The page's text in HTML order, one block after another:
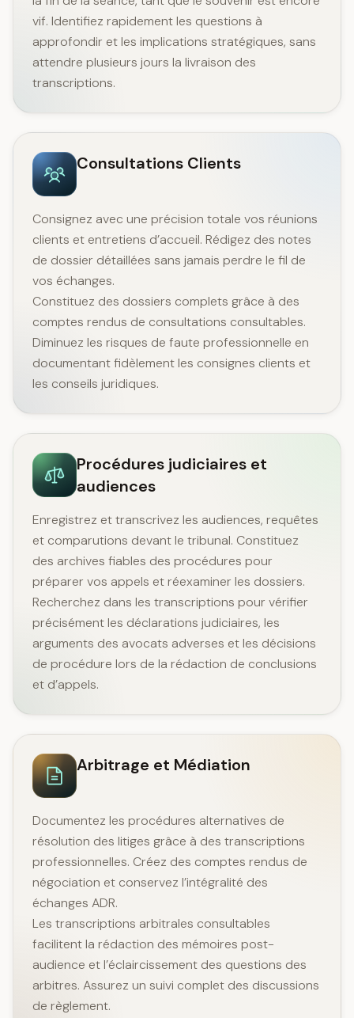
vif. Identifiez rapidement les questions à
approfondir et les implications stratégiques, sans
attendre plusieurs jours la livraison des
transcriptions.
Consultations Clients
Consignez avec une précision totale vos réunions
clients et entretiens d’accueil. Rédigez des notes
de dossier détaillées sans jamais perdre le fil de
vos échanges.
Constituez des dossiers complets grâce à des
comptes rendus de consultations consultables.
Diminuez les risques de faute professionnelle en
documentant fidèlement les consignes clients et
les conseils juridiques.
Procédures judiciaires et
audiences
Enregistrez et transcrivez les audiences, requêtes
et comparutions devant le tribunal. Constituez
des archives fiables des procédures pour
préparer vos appels et réexaminer les dossiers.
Recherchez dans les transcriptions pour vérifier
précisément les déclarations judiciaires, les
arguments des avocats adverses et les décisions
de procédure lors de la rédaction de conclusions
et d’appels.
Arbitrage et Médiation
Documentez les procédures alternatives de
résolution des litiges grâce à des transcriptions
professionnelles. Créez des comptes rendus de
négociation et conservez l’intégralité des
échanges ADR.
Les transcriptions arbitrales consultables
facilitent la rédaction des mémoires post-
audience et l’éclaircissement des questions des
arbitres. Assurez un suivi complet des discussions
de règlement.